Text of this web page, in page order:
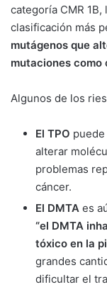
categoría CMR
clasificación más
mutágenos que
mutaciones como
Algunos de los
El TPO
alterar
problemas
cáncer.
El DMTA es
“el DMTA
tóxico en la
grandes
dificultar el